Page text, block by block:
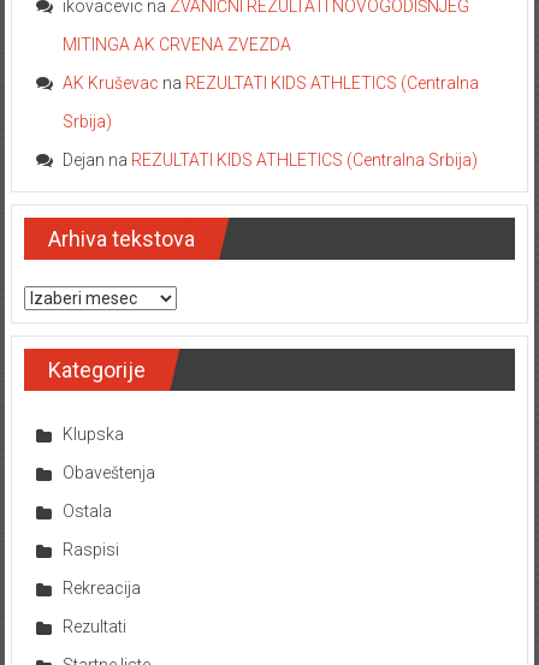
ikovacevic na ZVANIČNI REZULTATI NOVOGODIŠNJEG
MITINGA AK CRVENA ZVEZDA
AK Kruševac na REZULTATI KIDS ATHLETICS (Centralna
Srbija)
Dejan na REZULTATI KIDS ATHLETICS (Centralna Srbija)
Arhiva tekstova
Arhiva tekstova
Kategorije
Klupska
Obaveštenja
Ostala
Raspisi
Rekreacija
Rezultati